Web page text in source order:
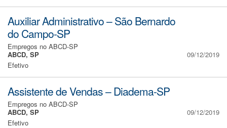
Auxiliar Administrativo – São Bernardo
do Campo-SP
Empregos no ABCD-SP
ABCD, SP
Efetivo
09/12/2019
Assistente de Vendas – Diadema-SP
Empregos no ABCD-SP
ABCD, SP
Efetivo
09/12/2019